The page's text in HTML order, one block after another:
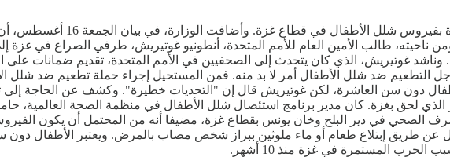
قالت وزارة الصحة الفلسطينية،
ومن ناحيته، طالب الأمين العام للأمم المتحدة، أنطونيو غوتيريش، طرفي الصراع في
وناشد غوتيريش، الذي كان يتحدث إلى الصحفيين في الأمم المتحدة، تقديم ضمانات على
ضد شلل الأطفال أمر لا بد منه. فمن المستحيل إجراء حملة تطعيم ضد شلل
الذي لحق بغزة. كان مدير برنامج استئصال شلل الأطفال في منظمة الصحة
الصحي في دير البلح وخان يونس بقطاع غزة، مضيفا أنه من المحتمل أن يكون
عن طريق إبتلاع طعام أو ماء ملوثين ببراز شخص مصاب بالمرض. ويعتبر الأطفال
المستمرة في غزة منذ 10 أشهر.